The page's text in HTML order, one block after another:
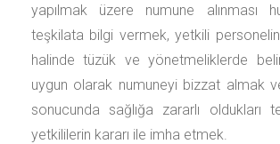
yapılmak üzere numune alınması
teşkilata bilgi vermek, yetkili personelin
halinde tüzük ve yönetmeliklerde
uygun olarak numuneyi bizzat almak
sonucunda sağlığa zararlı oldukları
yetkililerin kararı ile imha etmek.